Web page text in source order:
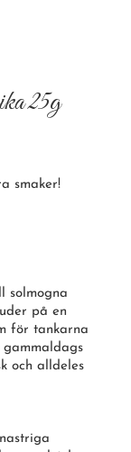
25g
smaker!
solmogna
på en
för tankarna
gammaldags
och alldeles